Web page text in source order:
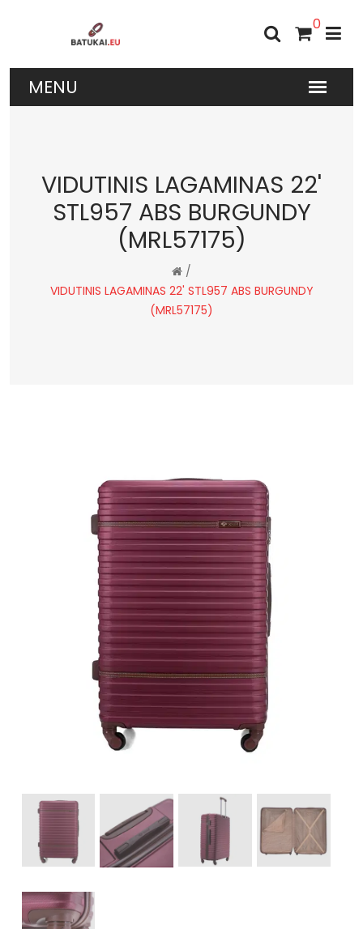
0
VIDUTINIS LAGAMINAS 22'
STL957 ABS BURGUNDY
(MRL57175)
/
VIDUTINIS LAGAMINAS 22' STL957 ABS BURGUNDY
(MRL57175)